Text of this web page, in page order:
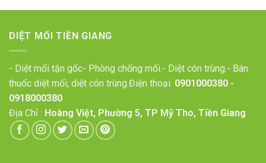
DIỆT MỐI TIỀN GIANG
- Diệt mối tận gốc- Phòng chống mối.- Diệt côn trùng.- Bán
thuốc diệt mối, diệt côn trùng.Điện thoại: 0901000380 -
0918000380
Địa Chỉ : Hoàng Việt, Phường 5, TP Mỹ Tho, Tiền Giang